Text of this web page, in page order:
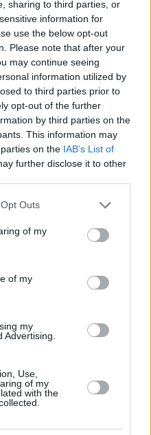
sharing to third parties, or
information for
use the below opt-out
Please note that after your
may continue seeing
information utilized by
to third parties prior to
opt-out of the further
by third parties on the
This information may
on the IAB’s List of
further disclose it to other
Outs
of my
of my
my
Advertising.
Use,
of my
with the
de Mar. Una cita
35 kilómetros en la
y a Lanzarote.
pasado verano, un
directa para el
ha seguido una
gran parte de
por sus
compartido
sido un camino
acerca al sueño de
con la
de Claas Gebhardt,
defender los colores